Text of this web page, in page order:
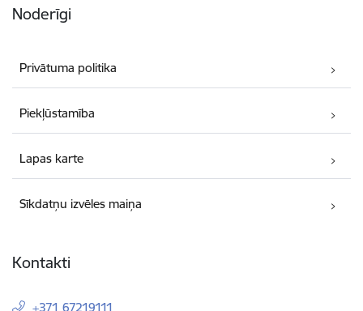
Noderīgi
Privātuma politika
Piekļūstamība
Lapas karte
Sīkdatņu izvēles maiņa
Kontakti
+371 67219111